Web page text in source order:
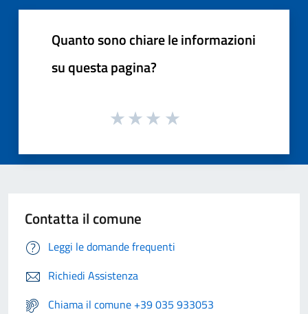
Quanto sono chiare le informazioni
su questa pagina?
Contatta il comune
Leggi le domande frequenti
Richiedi Assistenza
Chiama il comune +39 035 933053